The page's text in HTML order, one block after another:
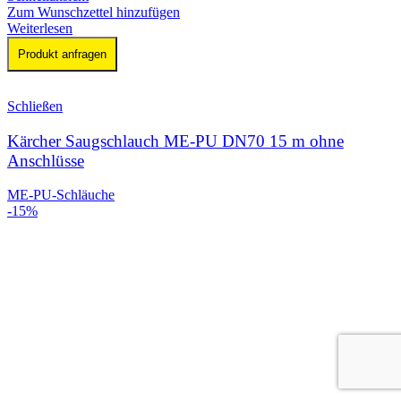
Zum Wunschzettel hinzufügen
Weiterlesen
Produkt anfragen
Schließen
Kärcher Saugschlauch ME-PU DN70 15 m ohne
Anschlüsse
ME-PU-Schläuche
-15%